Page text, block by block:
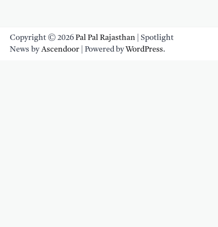
Copyright © 2026Pal Pal Rajasthan | Spotlight
News byAscendoor | Powered byWordPress.